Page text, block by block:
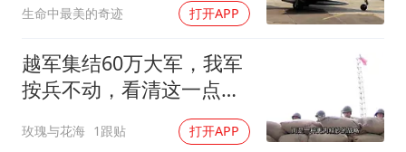
网传《披荆斩棘2026》名单
生命中最美的奇迹 打开APP
越军集结60万大军，我军
按兵不动，看清这一点便
玫瑰与花海 1跟贴 打开APP